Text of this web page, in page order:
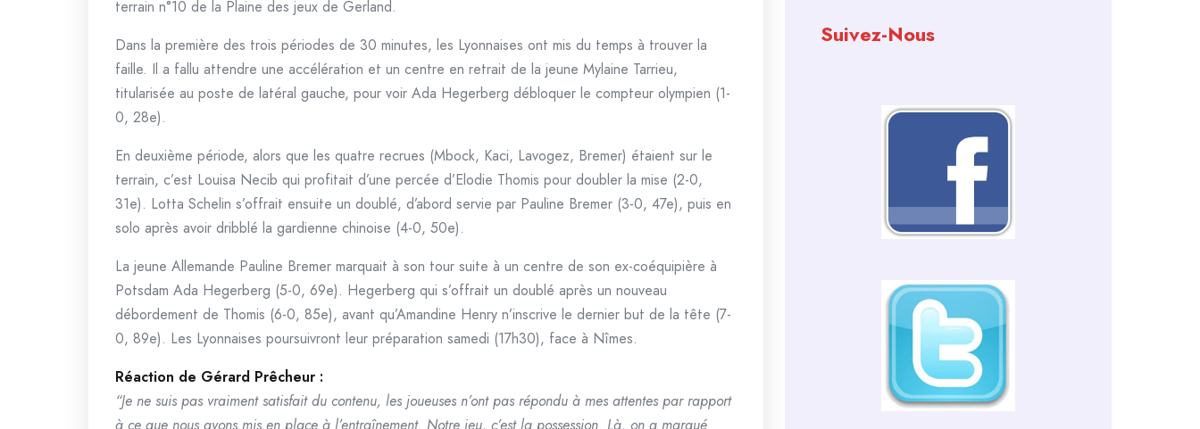
terrain n°10 de la Plaine des jeux de Gerland.
Dans la première des trois périodes de 30 minutes, les Lyonnaises ont mis du temps à trouver la
faille. Il a fallu attendre une accélération et un centre en retrait de la jeune Mylaine Tarrieu,
titularisée au poste de latéral gauche, pour voir Ada Hegerberg débloquer le compteur olympien (1-
0, 28e).
En deuxième période, alors que les quatre recrues (Mbock, Kaci, Lavogez, Bremer) étaient sur le
terrain, c’est Louisa Necib qui profitait d’une percée d’Elodie Thomis pour doubler la mise (2-0,
31e). Lotta Schelin s’offrait ensuite un doublé, d’abord servie par Pauline Bremer (3-0, 47e), puis en
solo après avoir dribblé la gardienne chinoise (4-0, 50e).
La jeune Allemande Pauline Bremer marquait à son tour suite à un centre de son ex-coéquipière à
Potsdam Ada Hegerberg (5-0, 69e). Hegerberg qui s’offrait un doublé après un nouveau
débordement de Thomis (6-0, 85e), avant qu’Amandine Henry n’inscrive le dernier but de la tête (7-
0, 89e). Les Lyonnaises poursuivront leur préparation samedi (17h30), face à Nîmes.
Réaction de Gérard Prêcheur :
“Je ne suis pas vraiment satisfait du contenu, les joueuses n’ont pas répondu à mes attentes par rapport
Suivez-Nous